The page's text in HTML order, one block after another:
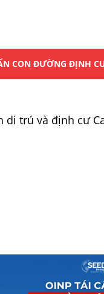
CON ĐƯỜNG ĐỊNH
trú và định cư